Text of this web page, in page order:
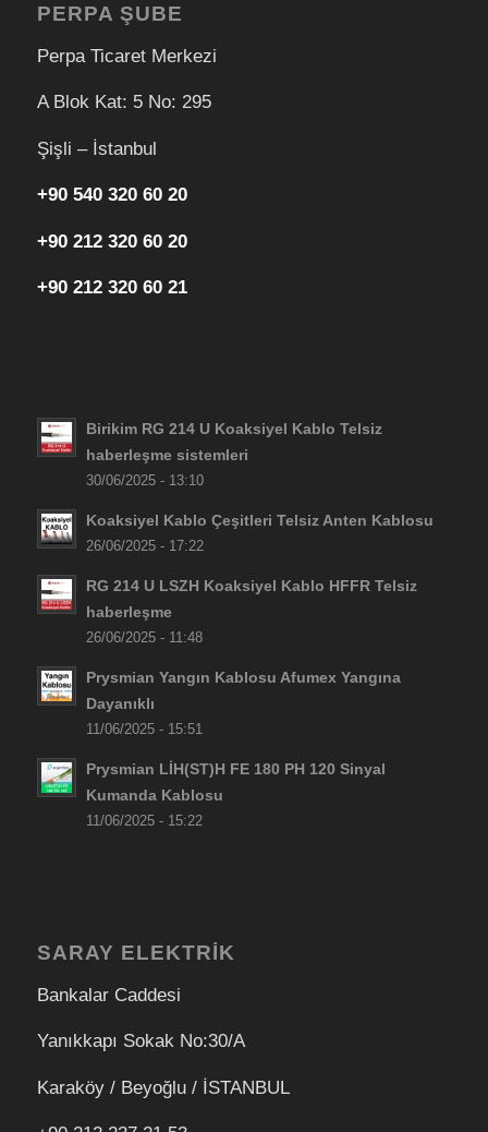
PERPA ŞUBE
Perpa Ticaret Merkezi
A Blok Kat: 5 No: 295
Şişli – İstanbul
+90 540 320 60 20
+90 212 320 60 20
+90 212 320 60 21
Birikim RG 214 U Koaksiyel Kablo Telsiz
haberleşme sistemleri
30/06/2025 - 13:10
Koaksiyel Kablo Çeşitleri Telsiz Anten Kablosu
26/06/2025 - 17:22
RG 214 U LSZH Koaksiyel Kablo HFFR Telsiz
haberleşme
26/06/2025 - 11:48
Prysmian Yangın Kablosu Afumex Yangına
Dayanıklı
11/06/2025 - 15:51
Prysmian LİH(ST)H FE 180 PH 120 Sinyal
Kumanda Kablosu
11/06/2025 - 15:22
SARAY ELEKTRİK
Bankalar Caddesi
Yanıkkapı Sokak No:30/A
Karaköy / Beyoğlu / İSTANBUL